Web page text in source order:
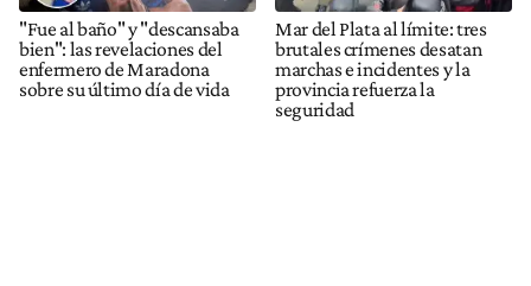
"Fue al baño" y "descansaba
bien": las revelaciones del
enfermero de Maradona
sobre su último día de vida
Mar del Plata al límite: tres
brutales crímenes desatan
marchas e incidentes y la
provincia refuerza la
seguridad